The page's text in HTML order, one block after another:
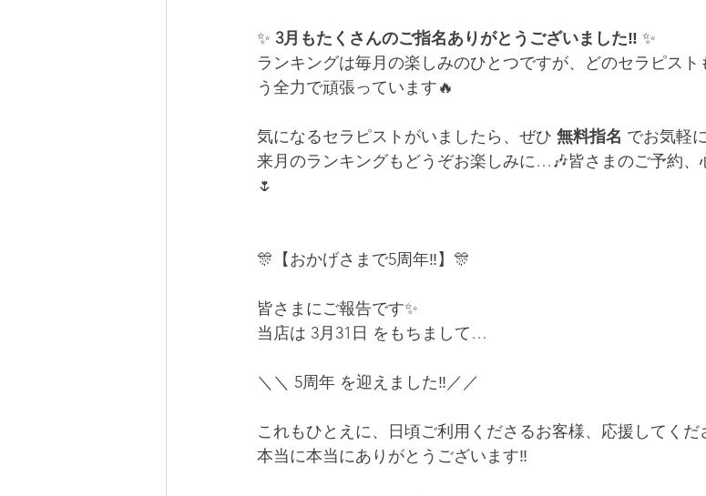
✨ 3月もたくさんのご指名ありがとうございました‼️ ✨
ランキングは毎月の楽しみのひとつですが、どのセラピス
う全力で頑張っています🔥
気になるセラピストがいましたら、ぜひ 無料指名 でお気軽
来月のランキングもどうぞお楽しみに…🎶皆さまのご予約、
🌷
🎊【おかげさまで5周年‼️】🎊
皆さまにご報告です✨
当店は 3月31日 をもちまして…
＼＼ 5周年 を迎えました‼️／／
これもひとえに、日頃ご利用くださるお客様、応援してく
本当に本当にありがとうございます‼️